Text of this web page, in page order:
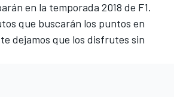
en la temporada 2018 de F1.
que buscarán los puntos en
dejamos que los disfrutes sin